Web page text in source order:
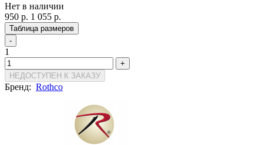
Нет в наличии
950 р. 1 055 р.
Таблица размеров
-
1
+
НЕДОСТУПЕН К ЗАКАЗУ
Бренд: Rothco